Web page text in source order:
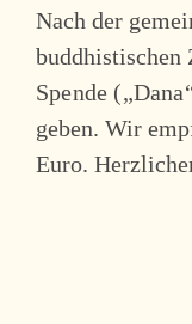
Nach der
buddhistischen
Spende
geben. Wir
Euro.